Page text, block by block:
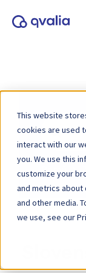
This website
cookies are used
interact with our
you. We use this
customize your
and metrics
and other media.
we use, see our
Hledat
Domů